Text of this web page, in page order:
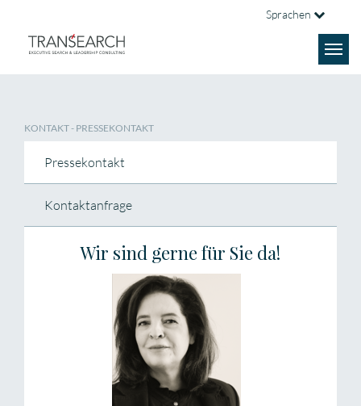
Sprachen
KONTAKT- PRESSEKONTAKT
Pressekontakt
Kontaktanfrage
Wir sind gerne für Sie da!